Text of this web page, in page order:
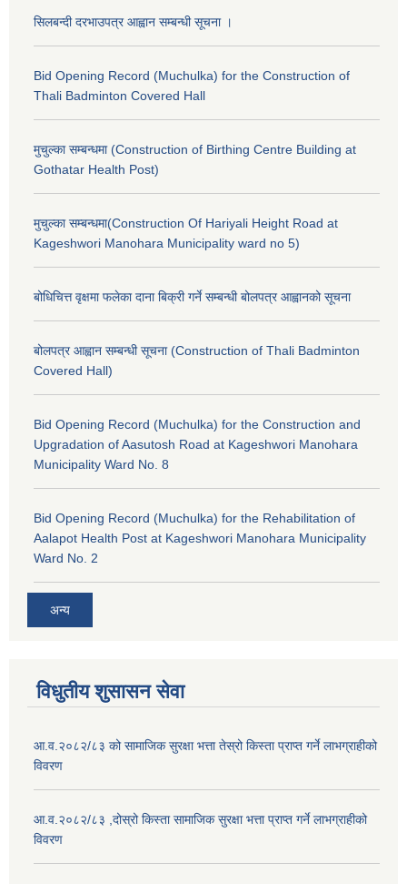
सिलबन्दी दरभाउपत्र आह्वान सम्बन्धी सूचना ।
Bid Opening Record (Muchulka) for the Construction of
Thali Badminton Covered Hall
मुचुल्का सम्बन्धमा (Construction of Birthing Centre Building at
Gothatar Health Post)
मुचुल्का सम्बन्धमा(Construction Of Hariyali Height Road at
Kageshwori Manohara Municipality ward no 5)
बोधिचित्त वृक्षमा फलेका दाना बिक्री गर्ने सम्बन्धी बोलपत्र आह्वानको सूचना
बोलपत्र आह्वान सम्बन्धी सूचना (Construction of Thali Badminton
Covered Hall)
Bid Opening Record (Muchulka) for the Construction and
Upgradation of Aasutosh Road at Kageshwori Manohara
Municipality Ward No. 8
Bid Opening Record (Muchulka) for the Rehabilitation of
Aalapot Health Post at Kageshwori Manohara Municipality
Ward No. 2
अन्य
विधुतीय शुसासन सेवा
आ.व.२०८२/८३ को सामाजिक सुरक्षा भत्ता तेस्रो किस्ता प्राप्त गर्ने लाभग्राहीको
विवरण
आ.व.२०८२/८३ ,दोस्रो किस्ता सामाजिक सुरक्षा भत्ता प्राप्त गर्ने लाभग्राहीको
विवरण